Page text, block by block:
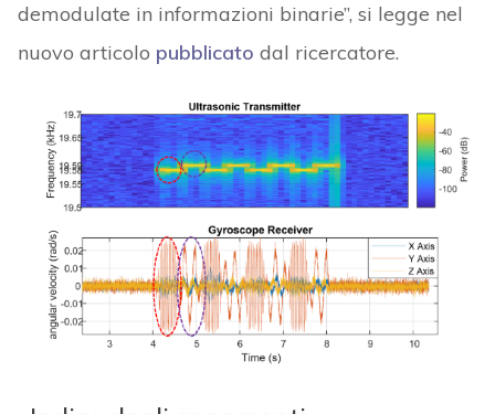
demodulate in informazioni binarie”, si legge nel
nuovo articolo pubblicato dal ricercatore.